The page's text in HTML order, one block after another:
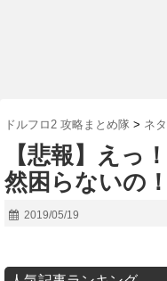
ドルフロ2 攻略まとめ隊 > ネ
【悲報】えっ
然困らないの
2019/05/19